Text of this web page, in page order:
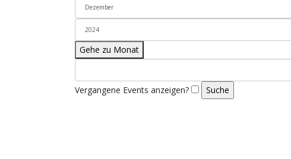
Gehe zu Monat
Vergangene Events anzeigen?